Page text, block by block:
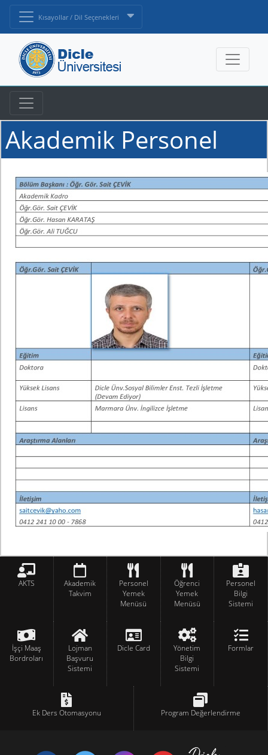
Kısayollar / Dil Seçenekleri
Akademik Personel
AKTS
Akademik
Takvim
Personel
Yemek
Menüsü
Öğrenci
Yemek
Menüsü
Personel
Bilgi
Sistemi
İşçi Maaş
Bordroları
Lojman
Başvuru
Sistemi
Dicle Card
Yönetim
Bilgi
Sistemi
Formlar
Ek Ders Otomasyonu Program Değerlendirme